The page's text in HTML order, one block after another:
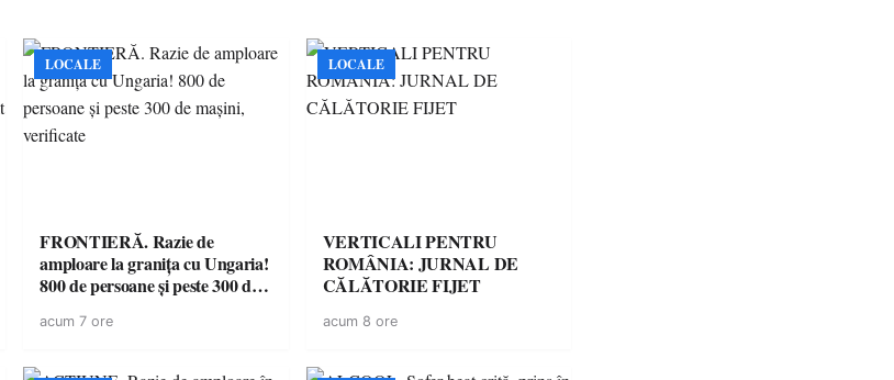
LOCALE
FRONTIERĂ. Razie de
amploare la granița cu Ungaria!
800 de persoane și peste 300 de
acum 7 ore
LOCALE
VERTICALI PENTRU
ROMÂNIA: JURNAL DE
CĂLĂTORIE FIJET
acum 8 ore